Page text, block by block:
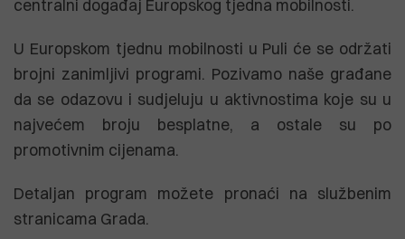
centralni događaj Europskog tjedna mobilnosti.
U Europskom tjednu mobilnosti u Puli će se održati
brojni zanimljivi programi. Pozivamo naše građane
da se odazovu i sudjeluju u aktivnostima koje su u
najvećem broju besplatne, a ostale su po
promotivnim cijenama.
Detaljan program možete pronaći na službenim
stranicama Grada.